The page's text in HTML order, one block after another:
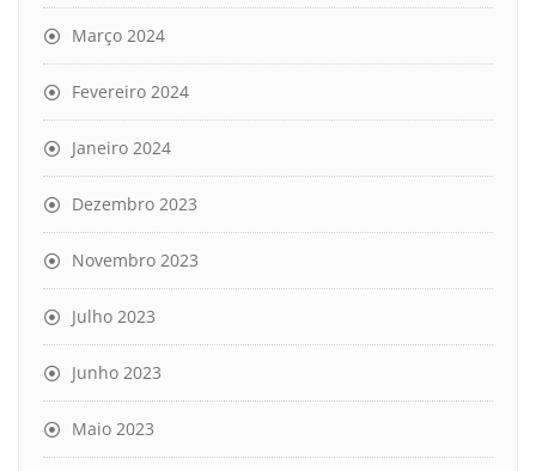
Março 2024
Fevereiro 2024
Janeiro 2024
Dezembro 2023
Novembro 2023
Julho 2023
Junho 2023
Maio 2023